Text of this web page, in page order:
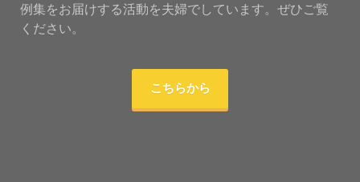
例集をお届けする活動を夫婦でしています。ぜひご覧
ください。
こちらから